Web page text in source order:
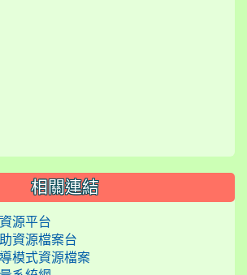
相關連結
源平台
資源檔案台
模式資源檔案